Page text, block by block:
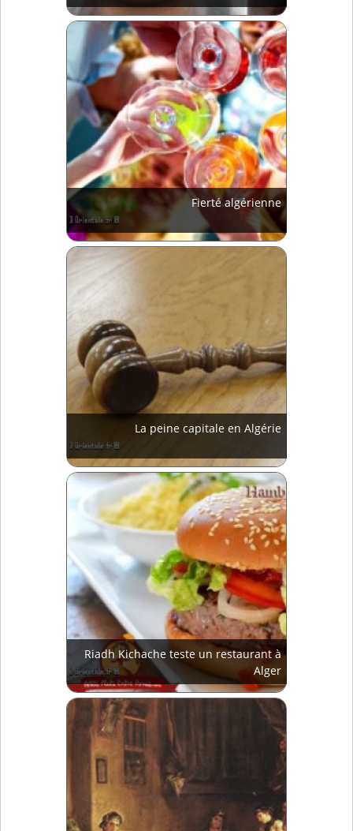
Fierté algérienne
La peine capitale en Algérie
Riadh Kichache teste un restaurant à
Alger